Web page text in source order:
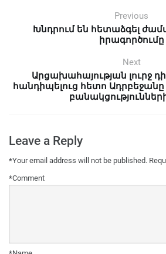
Previous
Խնդրում են հետաձգել
իրագործումը
Next
Արցախահայության լուրջ
հանդիպելուց հետո
Leave a Reply
Your email address will not be published.
*
Comment
*